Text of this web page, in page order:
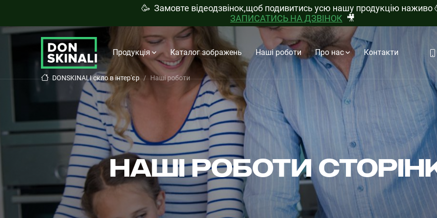
🥳 Замовте відеодзвінок,щоб подивитись усю нашу продукцію наживо
ЗАПИСАТИСЬ НА ДЗВІНОК 🎥
Продукція Каталог зображень Наші роботи Про нас Контакти
DONSKINALI скло в інтер'єр Наші роботи
НАШІ РОБОТИ